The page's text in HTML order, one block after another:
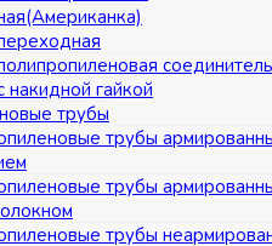
гайкой
трубы
трубы
трубы
трубы